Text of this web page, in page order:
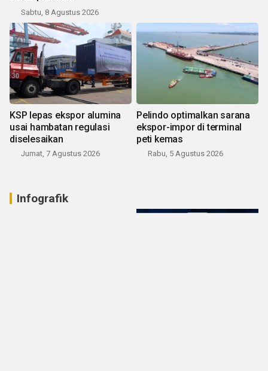
Sabtu, 8 Agustus 2026
KSP lepas ekspor alumina
usai hambatan regulasi
diselesaikan
Jumat, 7 Agustus 2026
Pelindo optimalkan sarana
ekspor-impor di terminal
peti kemas
Rabu, 5 Agustus 2026
Infografik